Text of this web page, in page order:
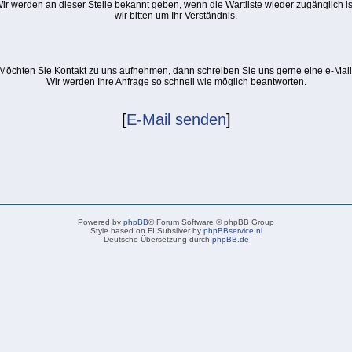
werden an dieser Stelle bekannt geben, wenn die Wartliste wieder zugänglich
wir bitten um Ihr Verständnis.
Sie Kontakt zu uns aufnehmen, dann schreiben Sie uns gerne eine e-
Wir werden Ihre Anfrage so schnell wie möglich beantworten.
[E-Mail senden]
Powered by phpBB® Forum Software © phpBB Group
Style based on FI Subsilver by phpBBservice.nl
Deutsche Übersetzung durch phpBB.de